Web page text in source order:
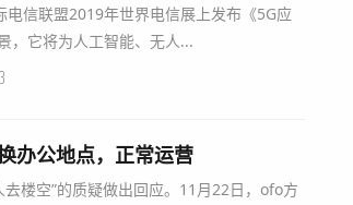
信联盟2019年世界电信展上发布《5G应
，它将为人工智能、无人...
办公地点，正常运营
楼空”的质疑做出回应。11月22日，ofo方